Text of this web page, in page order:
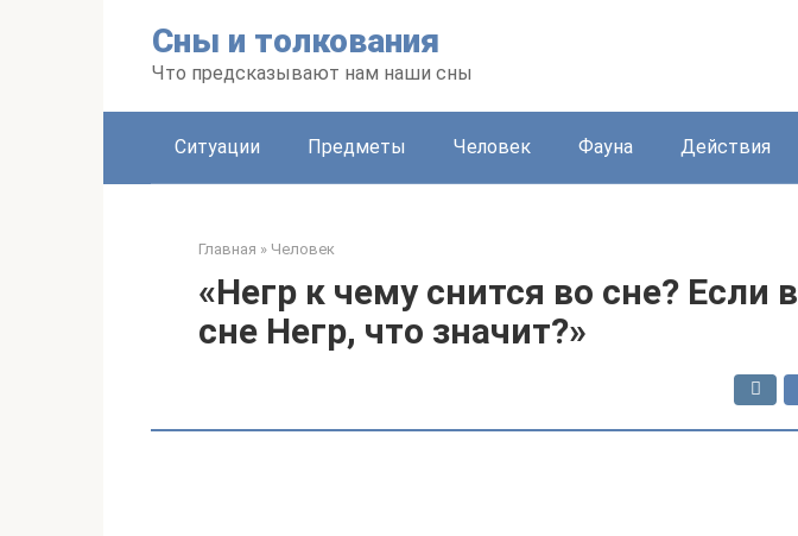
Сны и толкования
Что предсказывают нам наши сны
Ситуации Предметы Человек Фауна Действия
Главная » Человек
«Негр к чему снится во сне? Если
сне Негр, что значит?»